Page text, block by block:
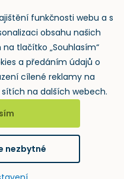
nádraží 3265/10,
Strašnice
Notifikace
funkčnosti webu a s
obsahu našich
tlačítko „Souhlasím“
a předáním údajů o
cílené reklamy na
na dalších webech.
nezbytné